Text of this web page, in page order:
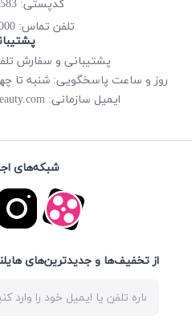
کدپستی: 1514843583
تلفن تماس: 021
پشتیبانی و سفارش تلفنی:
روز و ساعت پاسخگویی: شنبه تا چهارشنبه
ایمیل سازمانی:
شبکه‌های
از تخفیف‌ها و جدیدترین‌های